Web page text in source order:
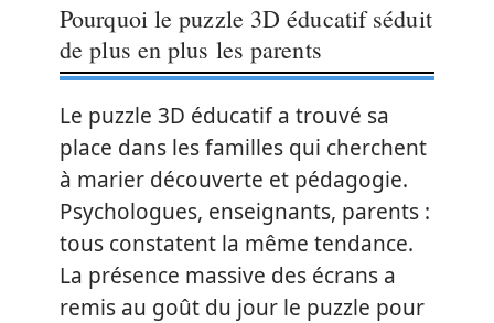
Pourquoi le puzzle 3D éducatif séduit
de plus en plus les parents
Le puzzle 3D éducatif a trouvé sa
place dans les familles qui cherchent
à marier découverte et pédagogie.
Psychologues, enseignants, parents :
tous constatent la même tendance.
La présence massive des écrans a
remis au goût du jour le puzzle pour